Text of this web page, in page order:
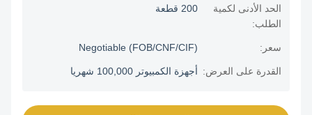
الحد الأدنى لكمية
الطلب:
200 قطعة
Negotiable (FOB/CNF/CIF)
القدرة على العرض: أجهزة الكمبيوتر 100,000 شهريا